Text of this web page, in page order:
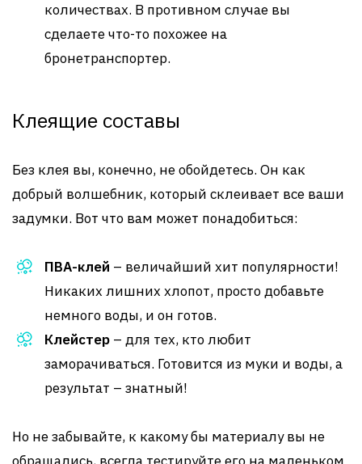
количествах. В противном случае вы
сделаете что-то похожее на
бронетранспортер.
Клеящие составы
Без клея вы, конечно, не обойдетесь. Он как
добрый волшебник, который склеивает все ваши
задумки. Вот что вам может понадобиться:
ПВА-клей – величайший хит популярности!
Никаких лишних хлопот, просто добавьте
немного воды, и он готов.
Клейстер – для тех, кто любит
заморачиваться. Готовится из муки и воды, а
результат – знатный!
Но не забывайте, к какому бы материалу вы не